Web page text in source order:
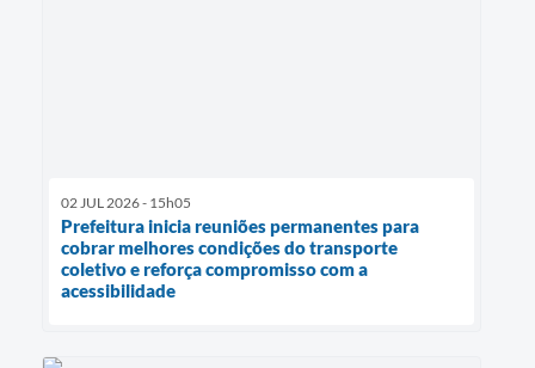
02 JUL 2026 - 15h05
Prefeitura inicia reuniões permanentes para
cobrar melhores condições do transporte
coletivo e reforça compromisso com a
acessibilidade